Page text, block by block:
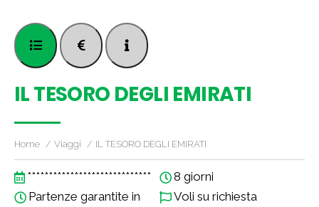
IL TESORO DEGLI EMIRATI
Home Viaggi IL TESORO DEGLI EMIRATI
*****************************
8 giorni
Partenze garantite in
Voli su richiesta